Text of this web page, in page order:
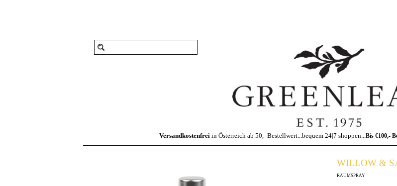
Versandkostenfreiin Österreich ab 50,- Bestellwert...bequem 24|7 shoppen...Bis €100,-
WILLOW &
RAUMSPRAY